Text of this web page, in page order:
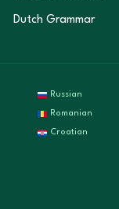
Dutch Grammar
Russian
Romanian
Croatian